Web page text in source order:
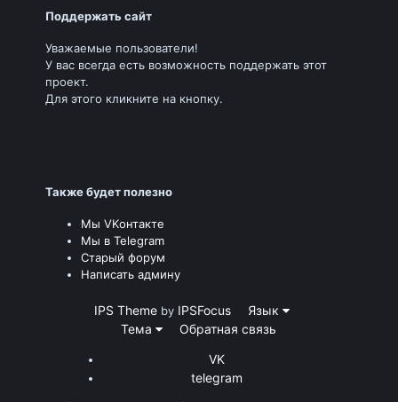
Поддержать сайт
Уважаемые пользователи!
У вас всегда есть возможность поддержать этот
проект.
Для этого кликните на кнопку.
Также будет полезно
Мы VKонтакте
Мы в Telegram
Старый форум
Написать админу
IPS Theme by IPSFocus
Язык
Тема
Обратная связь
VK
telegram